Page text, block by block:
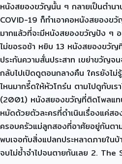
หนังสยองขวัญนั้น ๆ กลายเป็นตำนา
COVID-19 ก็ทำเอาคอหนังสยองขวั
มากแล้วที่จะมีหนังสยองขวัญปัง ๆ
ไม่ขอรอช้า หยิบ 13 หนังสยองขวัญ
ประกันความสั่นประสาท เขย่าขวัญจ
กลับไปเปิดดูตอนกลางคืน ใครยังไม่
ไหนมากรี๊ดให้หัวโกร๋น ตามไปดูกับเ
(2001) หนังสยองขวัญที่ติดโพลแท
หมัดด้วยตัวละครที่ดำเนินเรื่องแค่สอ
ครอบครัวแม่ลูกสองที่อาศัยอยู่กันตา
พบเจอกับสิ่งแปลกประหลาดภายใน
จบไม่ซ้ำจำไปจนตายกันเลย 2.